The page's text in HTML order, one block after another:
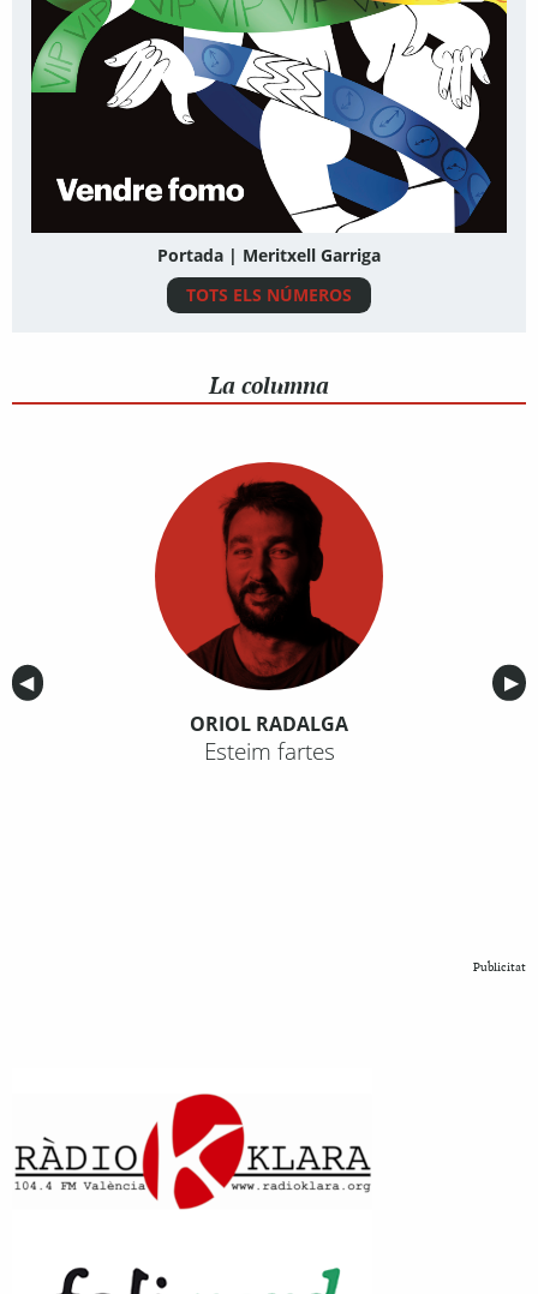
Portada | Meritxell Garriga
TOTS ELS NÚMEROS
La columna
Anterior
◀︎ ▶︎
ORIOL RADALGA
Esteim fartes
Publicitat